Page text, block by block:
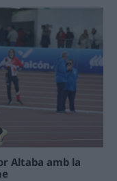
Altaba amb la